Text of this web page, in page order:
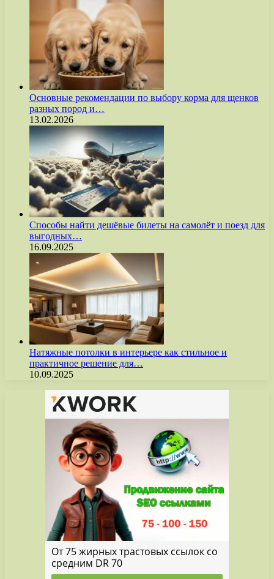
Основные рекомендации по выбору корма для щенков
разных пород и…
13.02.2026
Способы найти дешёвые билеты на самолёт и поезд для
выгодных…
16.09.2025
Натяжные потолки в интерьере как стильное и
практичное решение для…
10.09.2025